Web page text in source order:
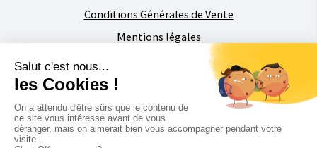
Conditions Générales de Vente
Mentions légales
Politique de confidentialité
Foire aux Questions
À propos de Florimat